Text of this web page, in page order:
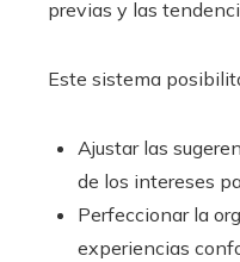
previas y las
Este sistema
Ajustar las
de los intereses
Perfeccionar la
experiencias